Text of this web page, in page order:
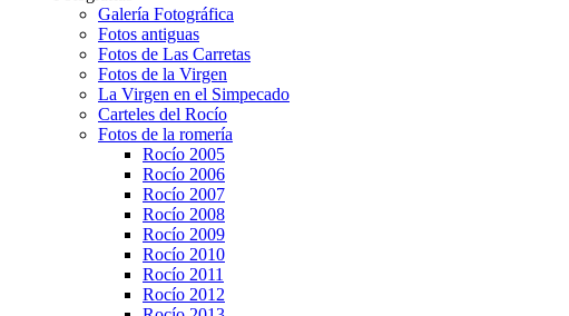
Galería Fotográfica
Fotos antiguas
Fotos de Las Carretas
Fotos de la Virgen
La Virgen en el Simpecado
Carteles del Rocío
Fotos de la romería
Rocío 2005
Rocío 2006
Rocío 2007
Rocío 2008
Rocío 2009
Rocío 2010
Rocío 2011
Rocío 2012